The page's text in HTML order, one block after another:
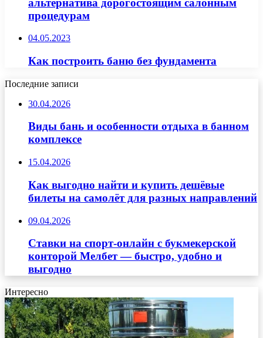
процедурам
04.05.2023
Как построить баню без фундамента
Последние записи
30.04.2026
Виды бань и особенности отдыха в банном
комплексе
15.04.2026
Как выгодно найти и купить дешёвые
билеты на самолёт для разных направлений
09.04.2026
Ставки на спорт-онлайн с букмекерской
конторой Мелбет — быстро, удобно и
выгодно
Интересно